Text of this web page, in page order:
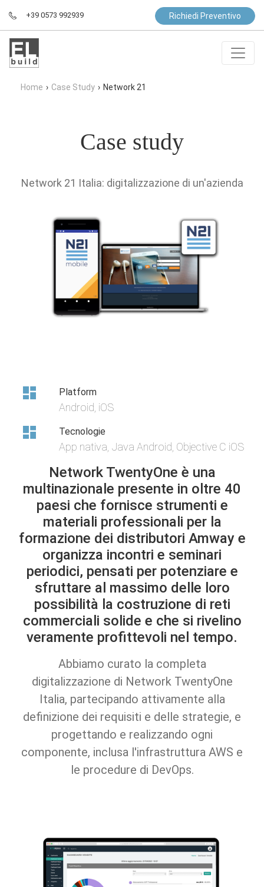
+39 0573 992939 Richiedi Preventivo
Home › Case Study › Network 21
Case study
Network 21 Italia: digitalizzazione di un'azienda
Platform
Android, iOS
Tecnologie
App nativa, Java Android, Objective C iOS
Network TwentyOne è una
multinazionale presente in oltre 40
paesi che fornisce strumenti e
materiali professionali per la
formazione dei distributori Amway e
organizza incontri e seminari
periodici, pensati per potenziare e
sfruttare al massimo delle loro
possibilità la costruzione di reti
commerciali solide e che si rivelino
veramente profittevoli nel tempo.
Abbiamo curato la completa
digitalizzazione di Network TwentyOne
Italia, partecipando attivamente alla
definizione dei requisiti e delle strategie, e
progettando e realizzando ogni
componente, inclusa l'infrastruttura AWS e
le procedure di DevOps.